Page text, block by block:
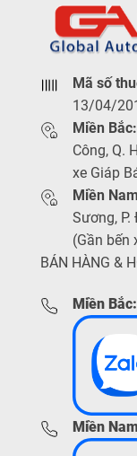
Mã số
13/04/
Miền Bắc:
Công, Q.
xe Giáp
Miền
Sương,
(Gần bến
BÁN HÀNG &
Miền Bắc:
Miền